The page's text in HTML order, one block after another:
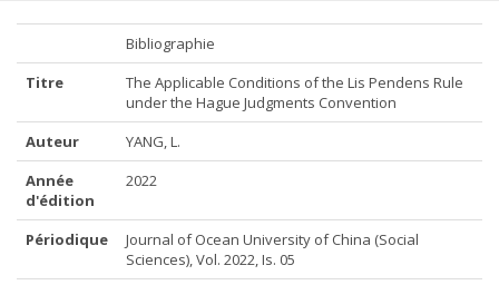
Bibliographie
Titre
The Applicable Conditions of the Lis Pendens Rule
under the Hague Judgments Convention
Auteur
YANG, L.
Année
d'édition
2022
Périodique
Journal of Ocean University of China (Social
Sciences), Vol. 2022, Is. 05